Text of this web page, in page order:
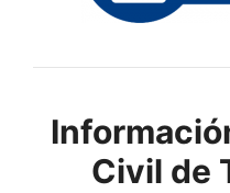
Civil de